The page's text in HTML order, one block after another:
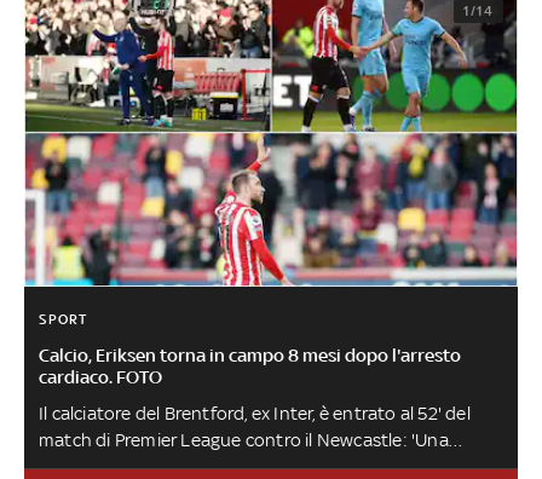
1/14
SPORT
Calcio, Eriksen torna in campo 8 mesi dopo l'arresto
cardiaco. FOTO
Il calciatore del Brentford, ex Inter, è entrato al 52' del
match di Premier League contro il Newcastle: 'Una
sensazione meravigliosa'. Sono passati 259 giorni dalla